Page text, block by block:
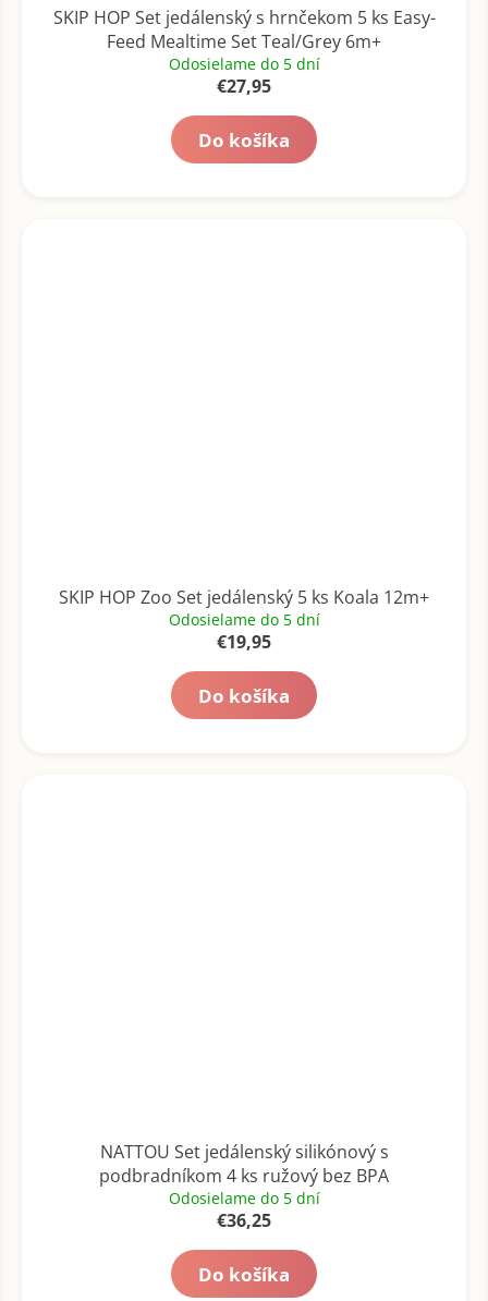
SKIP HOP Set jedálenský s hrnčekom 5 ks Easy-
Feed Mealtime Set Teal/Grey 6m+
Odosielame do 5 dní
€27,95
Do košíka
SKIP HOP Zoo Set jedálenský 5 ks Koala 12m+
Odosielame do 5 dní
€19,95
Do košíka
NATTOU Set jedálenský silikónový s
podbradníkom 4 ks ružový bez BPA
Odosielame do 5 dní
€36,25
Do košíka